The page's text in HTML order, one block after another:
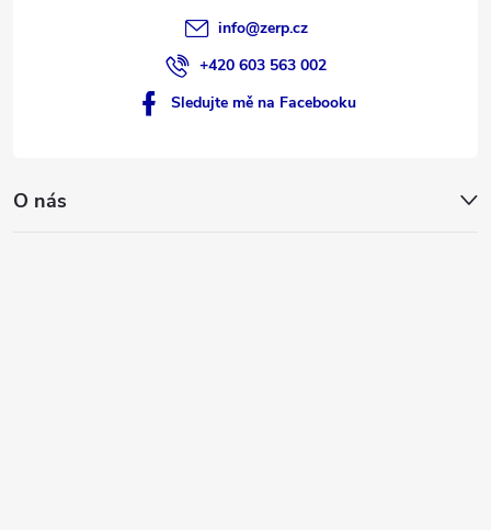
info@zerp.cz
+420 603 563 002
Sledujte mě na Facebooku
O nás